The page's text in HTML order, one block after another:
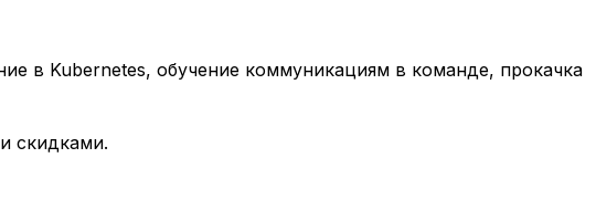
в Kubernetes, обучение коммуникациям в команде, прокачка
скидками.